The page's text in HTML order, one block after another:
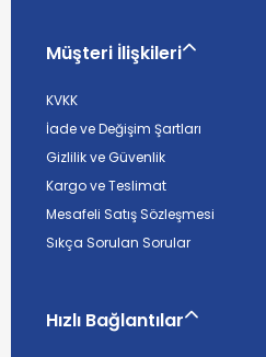
Müşteri İlişkileri
KVKK
İade ve Değişim Şartları
Gizlilik ve Güvenlik
Kargo ve Teslimat
Mesafeli Satış Sözleşmesi
Sıkça Sorulan Sorular
Hızlı Bağlantılar